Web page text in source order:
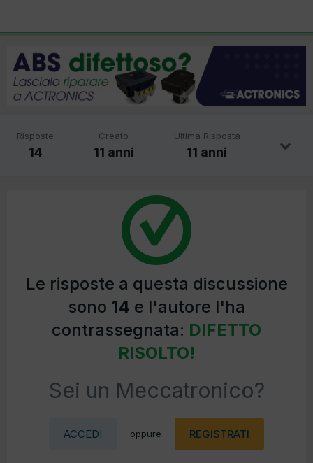
Risposte
14
Creato
11 anni
Ultima Risposta
11 anni
Le risposte a questa discussione
sono 14 e l'autore l'ha
contrassegnata: DIFETTO
RISOLTO!
Sei un Meccatronico?
ACCEDI oppure REGISTRATI